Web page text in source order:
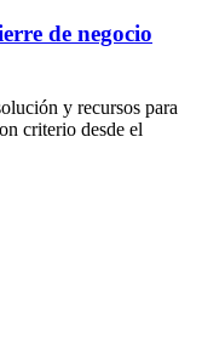
de negocio
y recursos para
criterio desde el